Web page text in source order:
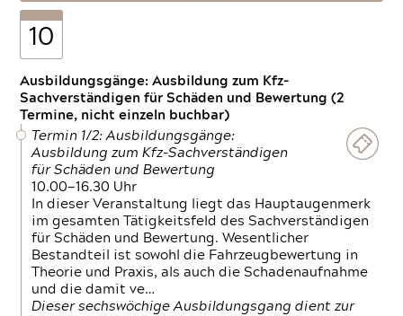
10
Ausbildungsgänge: Ausbildung zum Kfz-
Sachverständigen für Schäden und Bewertung (2
Termine, nicht einzeln buchbar)
Termin 1/2: Ausbildungsgänge:
Ausbildung zum Kfz-Sachverständigen
für Schäden und Bewertung
10.00—16.30 Uhr
In dieser Veranstaltung liegt das Hauptaugenmerk
im gesamten Tätigkeitsfeld des Sachverständigen
für Schäden und Bewertung. Wesentlicher
Bestandteil ist sowohl die Fahrzeugbewertung in
Theorie und Praxis, als auch die Schadenaufnahme
und die damit ve…
Dieser sechswöchige Ausbildungsgang dient zur